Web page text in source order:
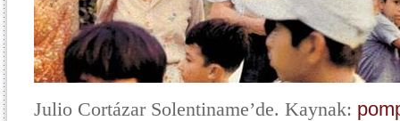
Julio Cortázar Solentiname’de. Kaynak: